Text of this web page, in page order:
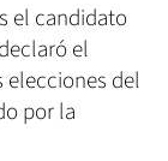
el candidato
el
elecciones del
por la